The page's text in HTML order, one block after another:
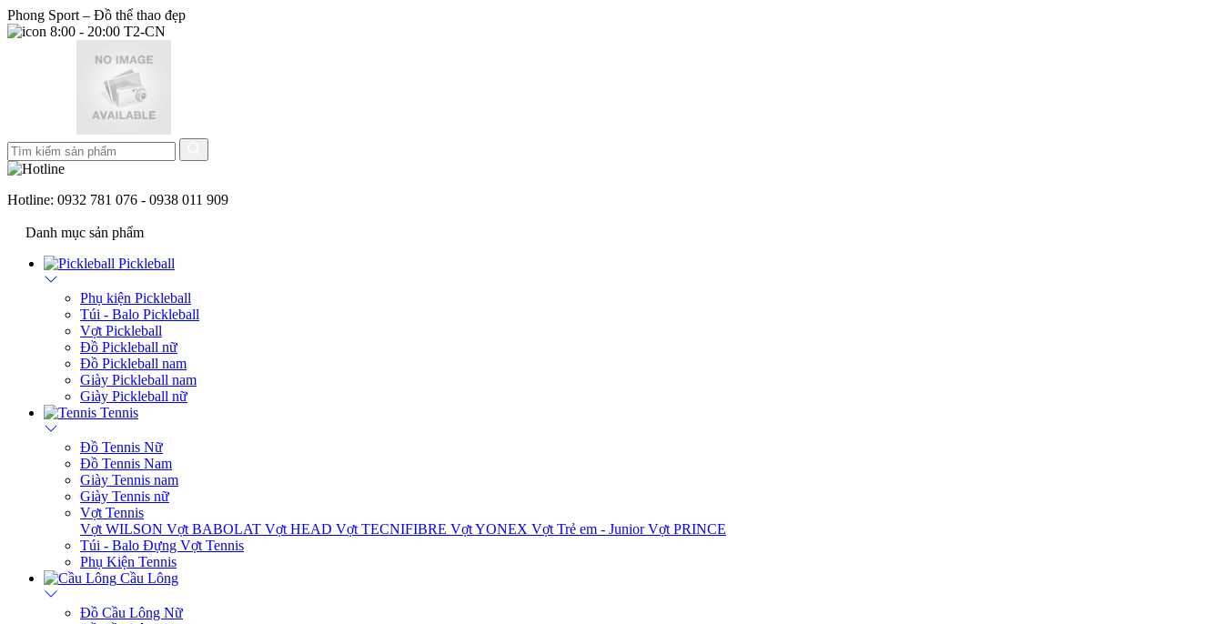
Phong Sport – Đồ thể thao đẹp
8:00 - 20:00 T2-CN
Hotline: 0932 781 076 - 0938 011 909
Danh mục sản phẩm
Pickleball
Phụ kiện Pickleball
Túi - Balo Pickleball
Vợt Pickleball
Đồ Pickleball nữ
Đồ Pickleball nam
Giày Pickleball nam
Giày Pickleball nữ
Tennis
Đồ Tennis Nữ
Đồ Tennis Nam
Giày Tennis nam
Giày Tennis nữ
Vợt Tennis
Vợt WILSON Vợt BABOLAT Vợt HEAD Vợt TECNIFIBRE Vợt YONEX Vợt Trẻ em - JuniorVợt PRINCE
Túi - Balo Đựng Vợt Tennis
Phụ Kiện Tennis
Cầu Lông
Đồ Cầu Lông Nữ